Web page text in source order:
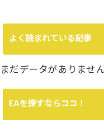
よく読まれている記事
まだデータがありません
EAを探すならココ！